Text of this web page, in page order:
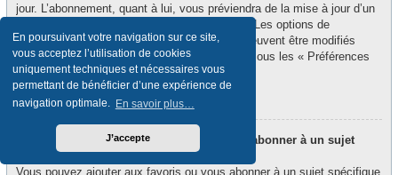
En poursuivant votre navigation sur ce site,
vous acceptez l’utilisation de cookies
uniquement techniques et nécessaires vous
permettant de bénéficier d’une expérience de
navigation optimale. En savoir plus…
J’accepte
jour. L’abonnement, quant à lui, vous préviendra de la mise à jour d’un
forum ou d’un sujet auquel vous êtes abonné. Les options de
notification des favoris et des abonnements peuvent être modifiés
depuis le panneau de contrôle de l’utilisateur, sous les « Préférences
du forum ».
Haut
Comment puis-je ajouter aux favoris ou m’abonner à un sujet
spécifique ?
Vous pouvez ajouter aux favoris ou vous abonner à un sujet spécifique